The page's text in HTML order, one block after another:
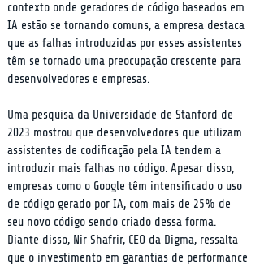
contexto onde geradores de código baseados em
IA estão se tornando comuns, a empresa destaca
que as falhas introduzidas por esses assistentes
têm se tornado uma preocupação crescente para
desenvolvedores e empresas.
Uma pesquisa da Universidade de Stanford de
2023 mostrou que desenvolvedores que utilizam
assistentes de codificação pela IA tendem a
introduzir mais falhas no código. Apesar disso,
empresas como o Google têm intensificado o uso
de código gerado por IA, com mais de 25% de
seu novo código sendo criado dessa forma.
Diante disso, Nir Shafrir, CEO da Digma, ressalta
que o investimento em garantias de performance